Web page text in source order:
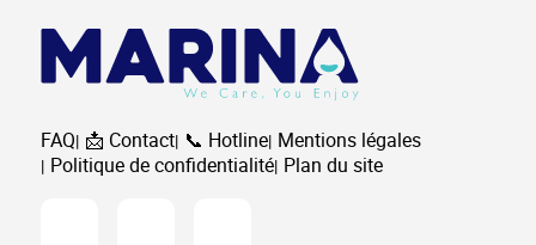
FAQ 📩 Contact 📞 Hotline Mentions légales
Politique de confidentialité Plan du site